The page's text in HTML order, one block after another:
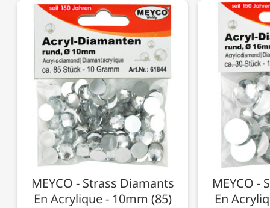
MEYCO - Strass Diamants
En Acrylique - 10mm (85)
MEYCO -
En